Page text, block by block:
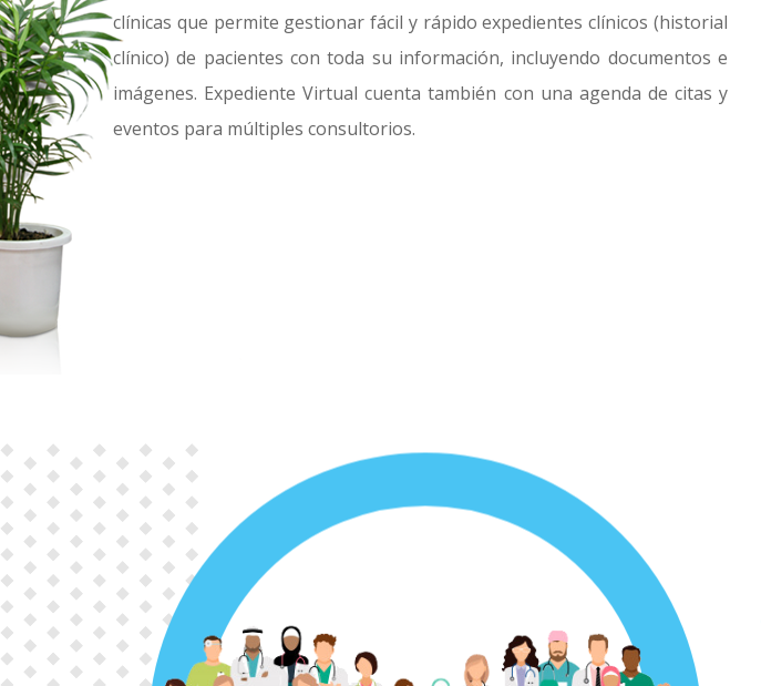
clínicas que permite gestionar fácil y rápido expedientes clínicos (historial
clínico) de pacientes con toda su información, incluyendo documentos e
imágenes. Expediente Virtual cuenta también con una agenda de citas y
eventos para múltiples consultorios.